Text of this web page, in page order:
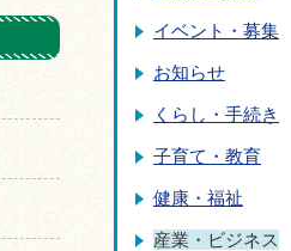
イベント・募集
お知らせ
くらし・手続き
子育て・教育
健康・福祉
産業・ビジネス